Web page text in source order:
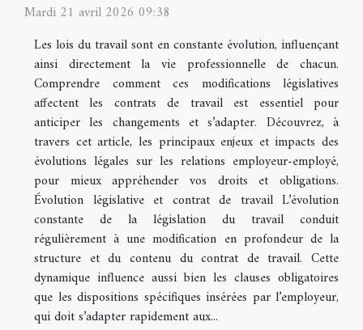
Mardi 21 avril 2026 09:38
Les lois du travail sont en constante évolution, influençant
ainsi directement la vie professionnelle de chacun.
Comprendre comment ces modifications législatives
affectent les contrats de travail est essentiel pour
anticiper les changements et s’adapter. Découvrez, à
travers cet article, les principaux enjeux et impacts des
évolutions légales sur les relations employeur-employé,
pour mieux appréhender vos droits et obligations.
Évolution législative et contrat de travail L’évolution
constante de la législation du travail conduit
régulièrement à une modification en profondeur de la
structure et du contenu du contrat de travail. Cette
dynamique influence aussi bien les clauses obligatoires
que les dispositions spécifiques insérées par l’employeur,
qui doit s’adapter rapidement aux...